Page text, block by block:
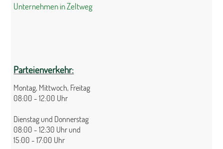
Unternehmen in Zeltweg
Parteienverkehr:
Montag, Mittwoch, Freitag
08:00 - 12:00 Uhr
Dienstag und Donnerstag
08:00 - 12:30 Uhr und
15:00 - 17:00 Uhr